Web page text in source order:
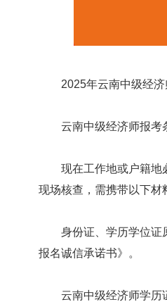
2025年云南中级经济
云南中级经济师报考
现在工作地或户籍地必
现场核查，需携带以下材
身份证、学历学位证原
报名诚信承诺书》。
云南中级经济师学历